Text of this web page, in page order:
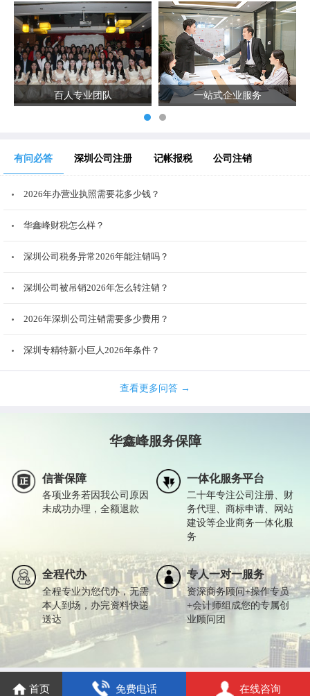
百人专业团队 一站式企业服务
有问必答 深圳公司注册 记帐报税 公司注销
2026年办营业执照需要花多少钱？
华鑫峰财税怎么样？
深圳公司税务异常2026年能注销吗？
深圳公司被吊销2026年怎么转注销？
2026年深圳公司注销需要多少费用？
深圳专精特新小巨人2026年条件？
查看更多问答 →
华鑫峰服务保障
信誉保障
各项业务若因我公司原因
未成功办理，全额退款
一体化服务平台
二十年专注公司注册、财
务代理、商标申请、网站
建设等企业商务一体化服
务
全程代办
全程专业为您代办，无需
本人到场，办完资料快递
送达
专人一对一服务
资深商务顾问+操作专员
+会计师组成您的专属创
业顾问团
首页 免费电话 在线咨询